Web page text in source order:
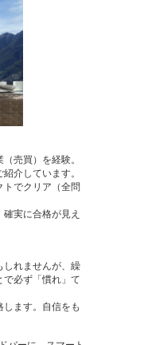
売買）を経験。
介しています。
トでクリア（全問
実に合格が見え
しれませんが、繰
で必ず「慣れ」て
ます。自信をも